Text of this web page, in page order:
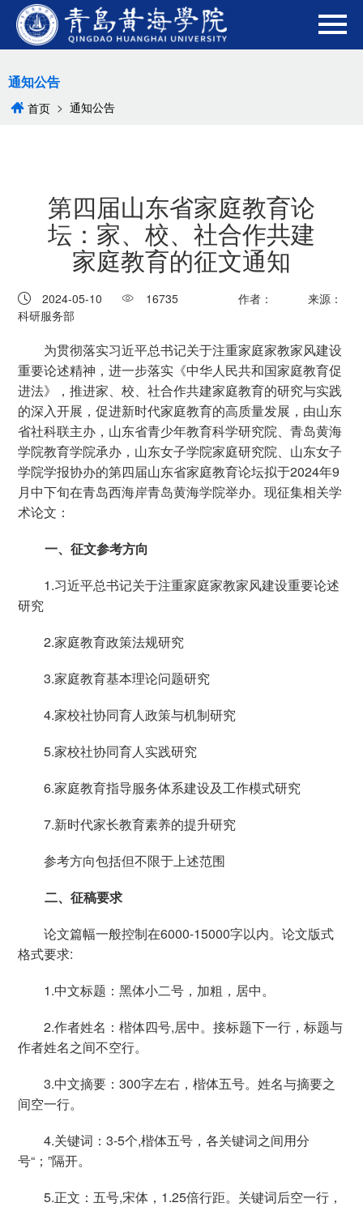
通知公告
首页 > 通知公告
第四届山东省家庭教育论
坛：家、校、社合作共建
家庭教育的征文通知
2024-05-10 16735 作者：
来源：
科研服务部
为贯彻落实习近平总书记关于注重家庭家教家风建设
重要论述精神，进一步落实《中华人民共和国家庭教育促
进法》，推进家、校、社合作共建家庭教育的研究与实践
的深入开展，促进新时代家庭教育的高质量发展，由山东
省社科联主办，山东省青少年教育科学研究院、青岛黄海
学院教育学院承办，山东女子学院家庭研究院、山东女子
学院学报协办的第四届山东省家庭教育论坛拟于2024年9
月中下旬在青岛西海岸青岛黄海学院举办。现征集相关学
术论文：
一、征文参考方向
1.习近平总书记关于注重家庭家教家风建设重要论述
研究
2.家庭教育政策法规研究
3.家庭教育基本理论问题研究
4.家校社协同育人政策与机制研究
5.家校社协同育人实践研究
6.家庭教育指导服务体系建设及工作模式研究
7.新时代家长教育素养的提升研究
参考方向包括但不限于上述范围
二、征稿要求
论文篇幅一般控制在6000-15000字以内。论文版式
格式要求:
1.中文标题：黑体小二号，加粗，居中。
2.作者姓名：楷体四号,居中。接标题下一行，标题与
作者姓名之间不空行。
3.中文摘要：300字左右，楷体五号。姓名与摘要之
间空一行。
4.关键词：3-5个,楷体五号，各关键词之间用分
号“；”隔开。
5.正文：五号,宋体， 1.25倍行距。关键词后空一行，